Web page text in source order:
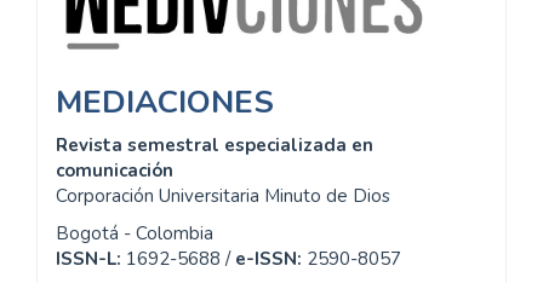
MEDIACIONES
Revista semestral especializada en
comunicación
Corporación Universitaria Minuto de Dios
Bogotá - Colombia
ISSN-L: 1692-5688 / e-ISSN: 2590-8057